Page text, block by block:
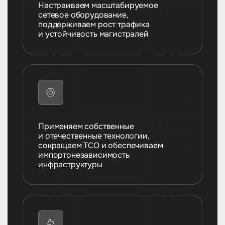
Настраиваем масштабируемое
сетевое оборудование,
поддерживаем рост трафика
и устойчивость магистралей
Применяем собственные
и отечественные технологии,
сокращаем TCO и обеспечиваем
импортонезависимость
инфраструктуры
Настраиваем защищенное сетевое
оборудование, повышаем
устойчивость и скорость связи
между филиалами и сервисами
Применяем собственные решения
и гибкие сервисные модели,
сокращаем TCO и ускоряем
масштабирование инфраструктуры